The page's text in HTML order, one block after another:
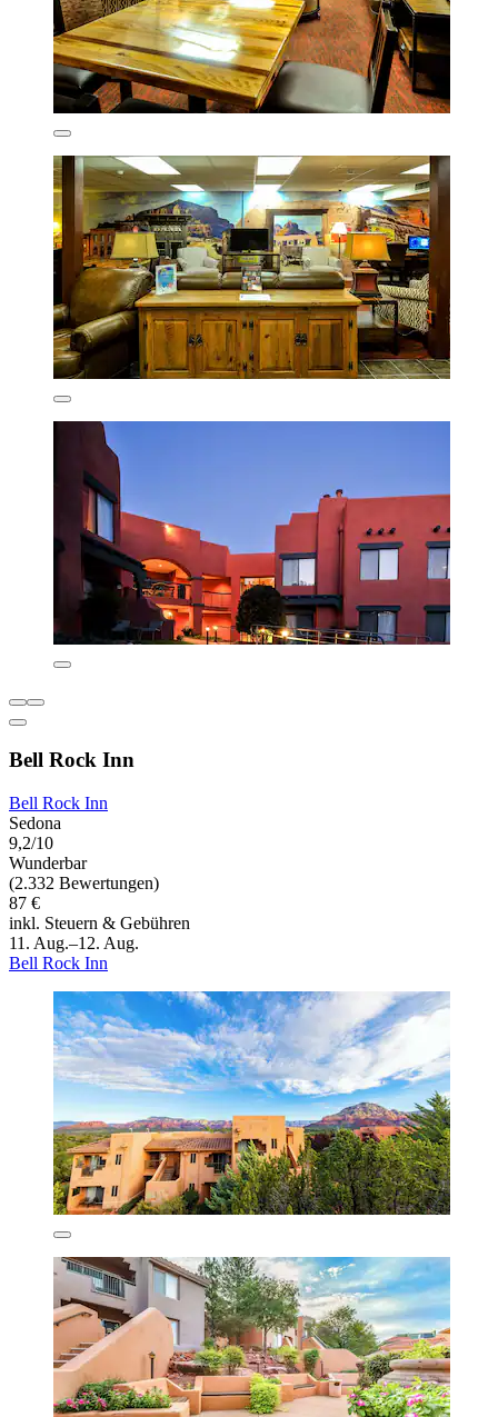
Bell Rock Inn
Bell Rock Inn
Sedona
9,2/10
Wunderbar
(2.332 Bewertungen)
87 €
inkl. Steuern & Gebühren
11. Aug.–12. Aug.
Bell Rock Inn